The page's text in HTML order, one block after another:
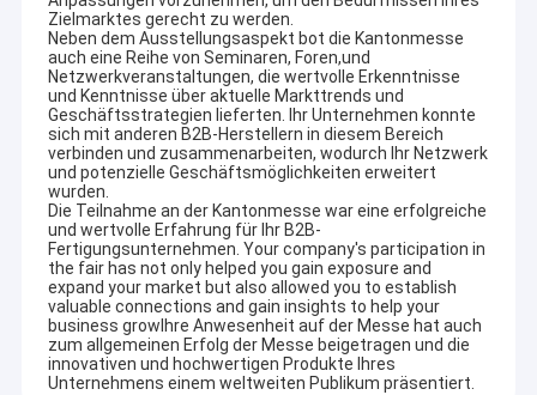
Zielmarktes gerecht zu werden.
Neben dem Ausstellungsaspekt bot die Kantonmesse
auch eine Reihe von Seminaren, Foren,und
Netzwerkveranstaltungen, die wertvolle Erkenntnisse
und Kenntnisse über aktuelle Markttrends und
Geschäftsstrategien lieferten. Ihr Unternehmen konnte
sich mit anderen B2B-Herstellern in diesem Bereich
verbinden und zusammenarbeiten, wodurch Ihr Netzwerk
und potenzielle Geschäftsmöglichkeiten erweitert
wurden.
Die Teilnahme an der Kantonmesse war eine erfolgreiche
und wertvolle Erfahrung für Ihr B2B-
Fertigungsunternehmen. Your company's participation in
the fair has not only helped you gain exposure and
expand your market but also allowed you to establish
valuable connections and gain insights to help your
business growIhre Anwesenheit auf der Messe hat auch
zum allgemeinen Erfolg der Messe beigetragen und die
innovativen und hochwertigen Produkte Ihres
Unternehmens einem weltweiten Publikum präsentiert.